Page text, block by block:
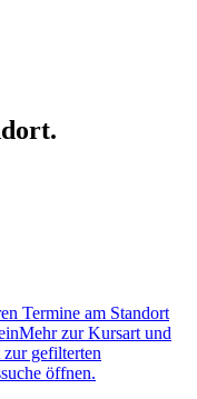
Termine am Standort
Mehr zur Kursart und
gefilterten
öffnen.